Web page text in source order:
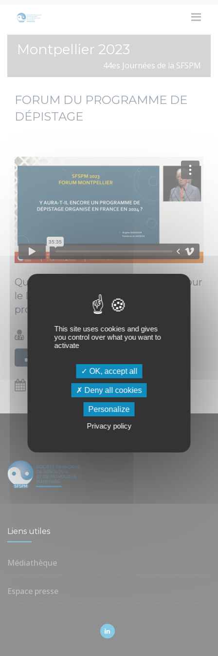
Montpellier 2023
44es Journées de la SFSPM
FORUM DU PROGRAMME DE
DÉPISTAGE
Quelle nouvelle « feuille de route » pour
le D.O. sein au 1er janvier 2024 ? Un
programme encore « organisé » ?
Brigitte Séradour (Marseille)
Liens utiles
Médiathèque
Espace presse
This site uses cookies and gives
you control over what you want to
activate
OK, accept all
Deny all cookies
Personalize
Privacy policy